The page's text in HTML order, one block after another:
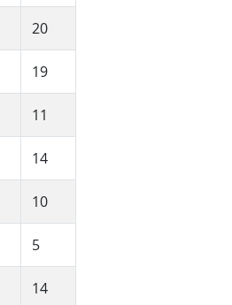
20
19
11
14
10
5
14